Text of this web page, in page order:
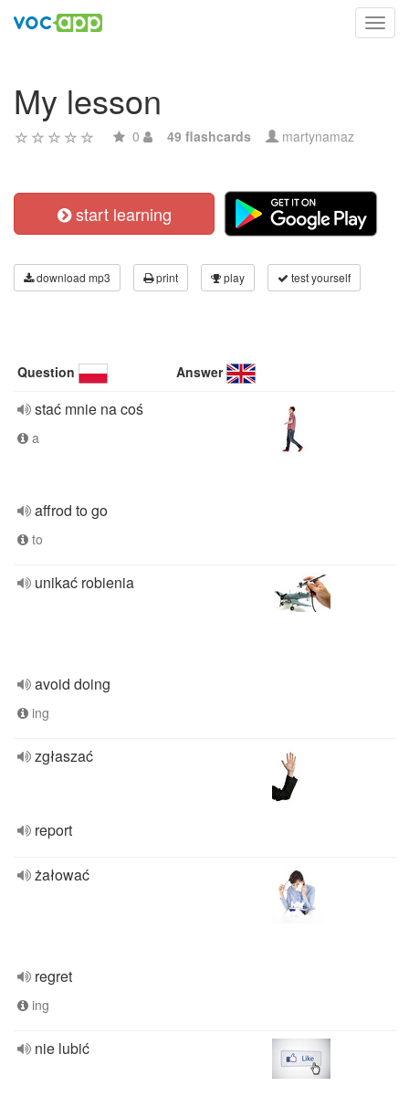
My lesson
0 49 flashcards martynamaz
start learning
download mp3 print play test yourself
Question Answer
stać mnie na coś
a
affrod to go
to
unikać robienia
avoid doing
ing
zgłaszać
report
żałować
regret
ing
nie lubić